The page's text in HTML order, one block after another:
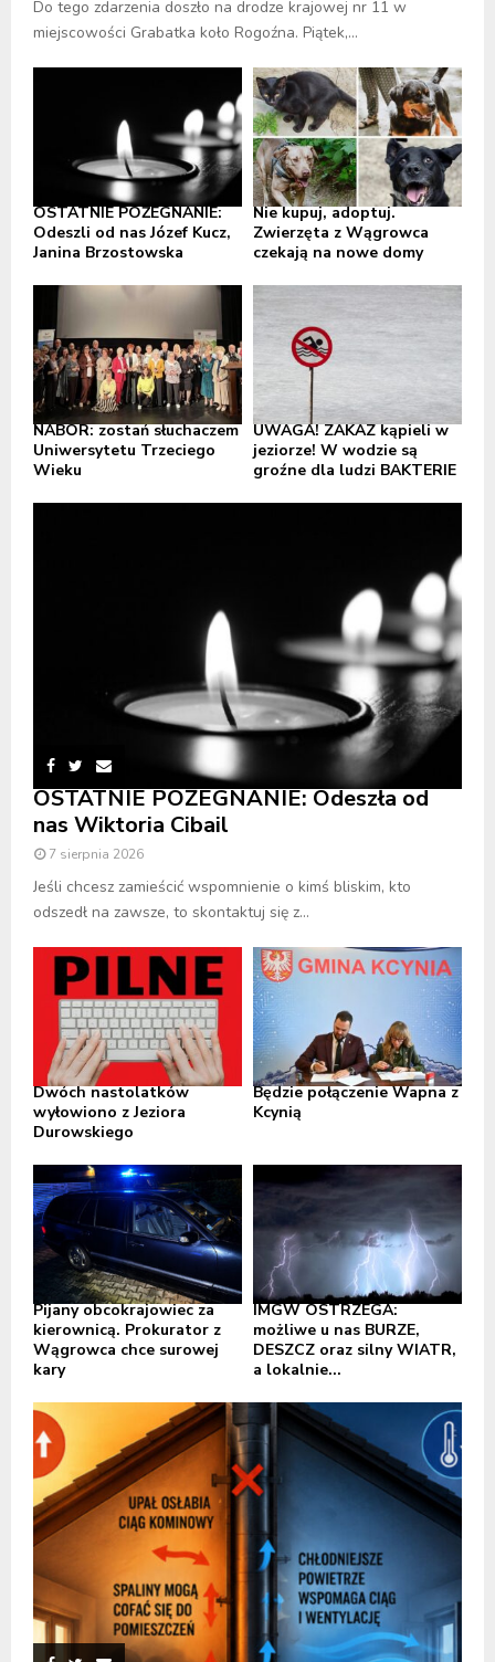
Do tego zdarzenia doszło na drodze krajowej nr 11 w
miejscowości Grabatka koło Rogoźna. Piątek,...
OSTATNIE POŻEGNANIE:
Odeszli od nas Józef Kucz,
Janina Brzostowska
Nie kupuj, adoptuj.
Zwierzęta z Wągrowca
czekają na nowe domy
NABÓR: zostań słuchaczem
Uniwersytetu Trzeciego
Wieku
UWAGA! ZAKAZ kąpieli w
jeziorze! W wodzie są
groźne dla ludzi BAKTERIE
OSTATNIE POŻEGNANIE: Odeszła od
nas Wiktoria Cibail
7 sierpnia 2026
Jeśli chcesz zamieścić wspomnienie o kimś bliskim, kto
odszedł na zawsze, to skontaktuj się z...
Dwóch nastolatków
wyłowiono z Jeziora
Durowskiego
Będzie połączenie Wapna z
Kcynią
Pijany obcokrajowiec za
kierownicą. Prokurator z
Wągrowca chce surowej
kary
IMGW OSTRZEGA:
możliwe u nas BURZE,
DESZCZ oraz silny WIATR,
a lokalnie...